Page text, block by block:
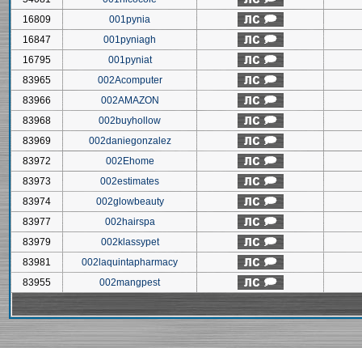
16809
001pynia
16847
001pyniagh
16795
001pyniat
83965
002Acomputer
83966
002AMAZON
83968
002buyhollow
83969
002daniegonzalez
83972
002Ehome
83973
002estimates
83974
002glowbeauty
83977
002hairspa
83979
002klassypet
83981
002laquintapharmacy
83955
002mangpest